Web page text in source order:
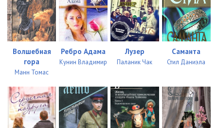
Волшебная
гора
Манн Томас
Ребро Адама
Кунин Владимир
Лузер
Паланик Чак
Саманта
Стил Даниэла